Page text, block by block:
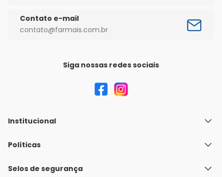
Contato e-mail
contato@farmais.com.br
Siga nossas redes sociais
Institucional
Quem Somos
Nossas lojas
Políticas
Política de Envio
Selos de segurança